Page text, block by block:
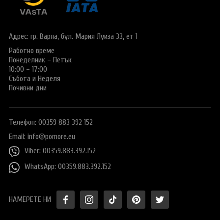
Е-ВИЗА ЗА РУСИЯ
ВИЗА за САУДИТСКА АРАБИЯ
Виза за Тайланд
Заявление за издаване на електронно разрешение за
пътуване до UK
ПОДАРЪЧЕН ВАУЧЕР ЗА ПЪТУВАНЕ
ОЩЕ
Общи условия
Политика за
поверителност
+359 883 392 152
Адрес: гр. Варна, бул. Мария Луиза 33, ет 1
Работно време
Понеделник – Петък
10:00 – 17:00
Събота и Неделя
Почивни дни
Телефон: 00359 883 392 152
Email: info@pomore.eu
Viber: 00359.883.392.152
WhatsApp: 00359.883.392.152
НАМЕРЕТЕ НИ